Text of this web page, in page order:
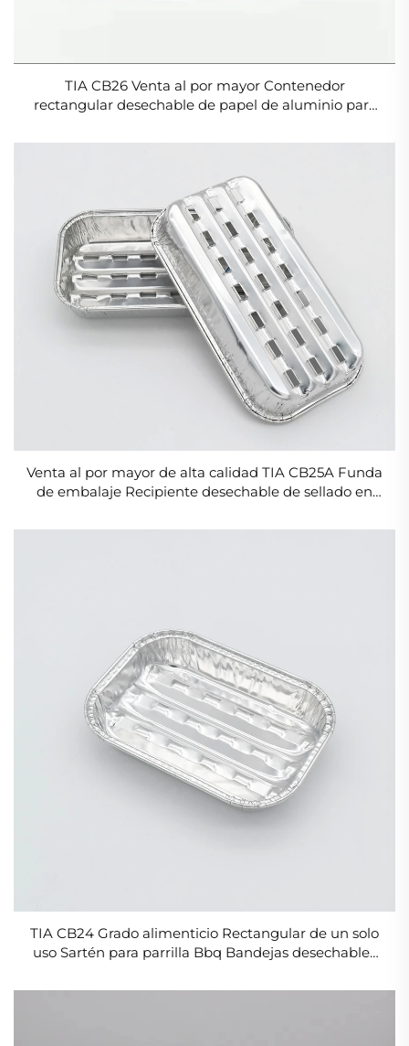
TIA CB26 Venta al por mayor Contenedor
rectangular desechable de papel de aluminio para
y comida para llevar aptos para uso alimentario
Venta al por mayor de alta calidad TIA CB25A Funda
de embalaje Recipiente desechable de sellado en
TIA CB24 Grado alimenticio Rectangular de un solo
uso Sartén para parrilla Bbq Bandejas desechables